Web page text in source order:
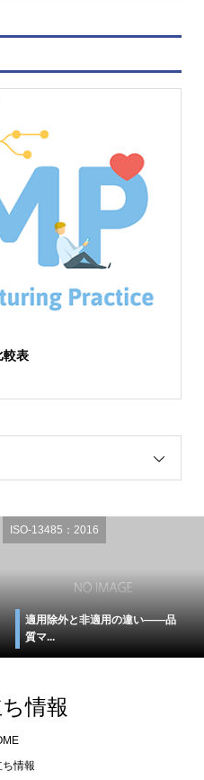
較表
ISO-13485：2016
適用除外と非適用の違い――品
質マ...
情報
ち情報